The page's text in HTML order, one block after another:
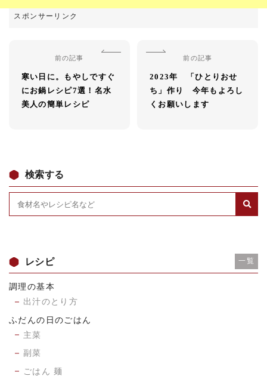
前の記事
寒い日に。もやしですぐ
にお鍋レシピ7選！名水
美人の簡単レシピ
前の記事
2023年 「ひとりおせ
ち」作り 今年もよろし
くお願いします
検索する
レシピ 一覧
調理の基本
出汁のとり方
ふだんの日のごはん
主菜
副菜
ごはん 麺